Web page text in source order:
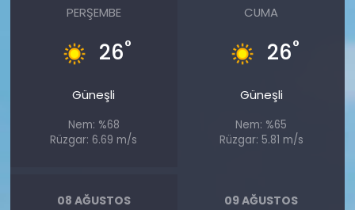
PERŞEMBE
26°
Güneşli
Nem: %68
Rüzgar: 6.69 m/s
CUMA
26°
Güneşli
Nem: %65
Rüzgar: 5.81 m/s
08 AĞUSTOS 09 AĞUSTOS